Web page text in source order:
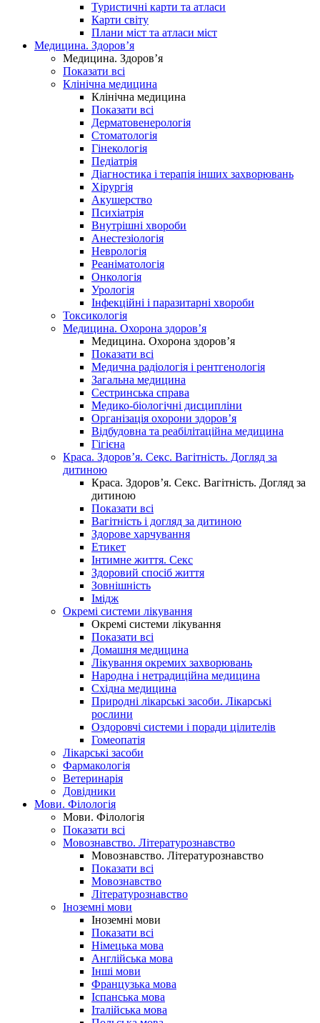
Туристичні карти та атласи
Карти світу
Плани міст та атласи міст
Медицина. Здоров’я
Медицина. Здоров’я
Показати всі
Клінічна медицина
Клінічна медицина
Показати всі
Дерматовенерологія
Стоматологія
Гінекологія
Педіатрія
Діагностика і терапія інших захворювань
Хірургія
Акушерство
Психіатрія
Внутрішні хвороби
Анестезіологія
Неврологія
Реаніматологія
Онкологія
Урологія
Інфекційні і паразитарні хвороби
Токсикологія
Медицина. Охорона здоров’я
Медицина. Охорона здоров’я
Показати всі
Медична радіологія і рентгенологія
Загальна медицина
Сестринська справа
Медико-біологічні дисципліни
Організація охорони здоров’я
Відбудовна та реабілітаційна медицина
Гігієна
Краса. Здоров’я. Секс. Вагітність. Догляд за
дитиною
Краса. Здоров’я. Секс. Вагітність. Догляд за
дитиною
Показати всі
Вагітність і догляд за дитиною
Здорове харчування
Етикет
Інтимне життя. Секс
Здоровий спосіб життя
Зовнішність
Імідж
Окремі системи лікування
Окремі системи лікування
Показати всі
Домашня медицина
Лікування окремих захворювань
Народна і нетрадиційна медицина
Східна медицина
Природні лікарські засоби. Лікарські
рослини
Оздоровчі системи і поради цілителів
Гомеопатія
Лікарські засоби
Фармакологія
Ветеринарія
Довідники
Мови. Філологія
Мови. Філологія
Показати всі
Мовознавство. Літературознавство
Мовознавство. Літературознавство
Показати всі
Мовознавство
Літературознавство
Іноземні мови
Іноземні мови
Показати всі
Німецька мова
Англійська мова
Інші мови
Французька мова
Іспанська мова
Італійська мова